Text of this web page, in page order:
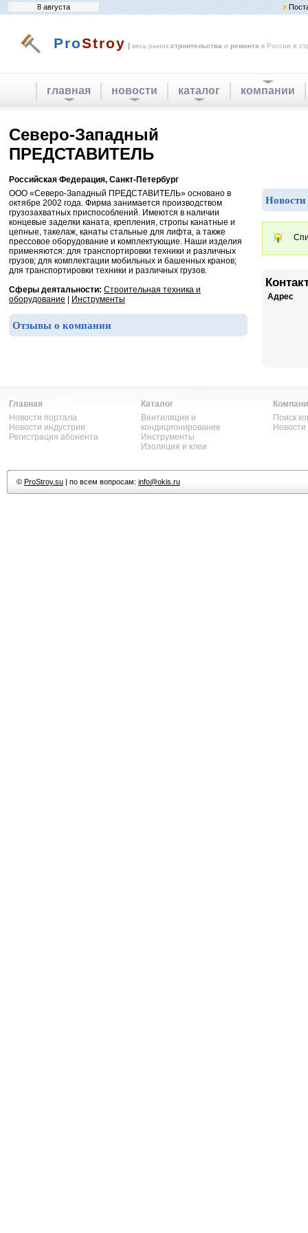
8 августа
ProStroy | весь рынок строительства и ремонта в России и
главная новости каталог компании
Северо-Западный
ПРЕДСТАВИТЕЛЬ
Российская Федерация, Санкт-Петербург
ООО «Северо-Западный ПРЕДСТАВИТЕЛЬ» основано в
октябре 2002 года. Фирма занимается производством
грузозахватных приспособлений. Имеются в наличии
концевые заделки каната, крепления, стропы канатные и
цепные, такелаж, канаты стальные для лифта, а также
прессовое оборудование и комплектующие. Наши изделия
применяются: для транспортировки техники и различных
грузов; для комплектации мобильных и башенных кранов;
для транспортировки техники и различных грузов.
Сферы деятальности: Строительная техника и
оборудование
Инструменты
Отзывы о компании
Адрес
Главная
Новости портала
Новости индустрии
Регистрация абонента
Каталог
Вентиляция и
кондиционирование
Инструменты
Изоляция и клеи
Поиск
© ProStroy.su| по всем вопросам: info@okis.ru